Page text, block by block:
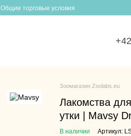
Общие торговые условия
Зоомагазин Zoolabs.eu
Лакомства
утки | Mavsy
В наличии Артикул: